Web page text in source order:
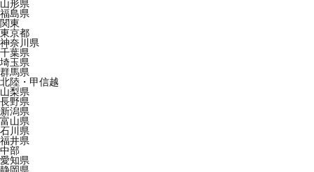
山形県
福島県
関東
東京都
神奈川県
千葉県
埼玉県
群馬県
北陸・甲信越
山梨県
長野県
新潟県
富山県
石川県
福井県
中部
愛知県